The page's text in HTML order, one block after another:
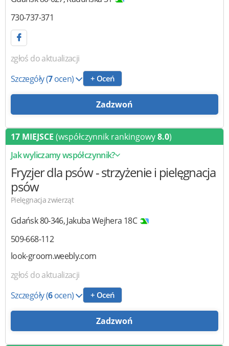
730-737-371
zgłoś do aktualizacji
Szczegóły(7ocen) + Oceń
Zadzwoń
17 MIEJSCE (współczynnik rankingowy8.0)
Jak wyliczamy współczynnik?
Fryzjer dla psów- strzyżenie i pielęgnacja
psów
Pielęgnacja zwierząt
Gdańsk80-346,Jakuba Wejhera 18C
509-668-112
look-groom.weebly.com
zgłoś do aktualizacji
Szczegóły(6ocen) + Oceń
Zadzwoń